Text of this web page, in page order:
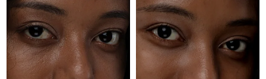
Advanced pore care essentials
For healthy hair
18% PAP
护肤品 男士
以色列 预计送达日期
意大利 预计送达日期 8/9/26
日本 预计送达日期 8/12/26